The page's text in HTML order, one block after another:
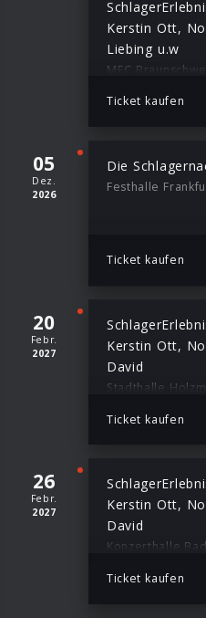
Kerstin Ott,
Liebing u.w
MEC
Ticket kaufen
05
Dez.
2026
Die
Festhalle
Ticket kaufen
20
Febr.
2027
Kerstin Ott,
David
Stadthalle
Ticket kaufen
26
Febr.
2027
Kerstin Ott,
David
Ticket kaufen